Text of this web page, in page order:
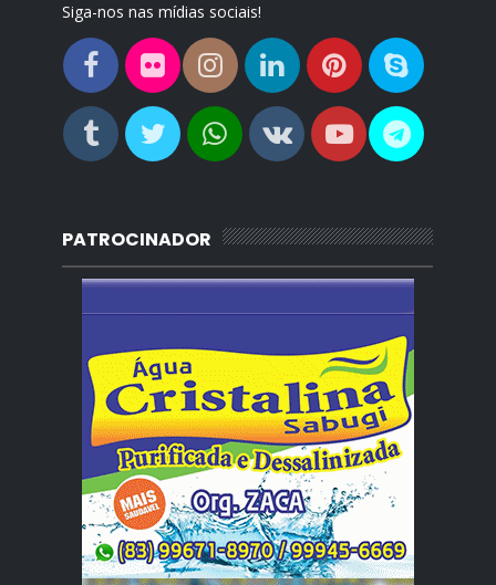
Siga-nos nas mídias sociais!
PATROCINADOR